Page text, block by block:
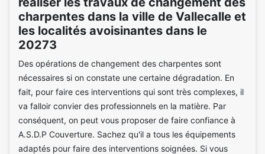
charpentes dans la ville de Vallecalle et
les localités avoisinantes dans le
20273
Des opérations de changement des charpentes sont
nécessaires si on constate une certaine dégradation. En
fait, pour faire ces interventions qui sont très complexes, il
va falloir convier des professionnels en la matière. Par
conséquent, on peut vous proposer de faire confiance à
A.S.D.P Couverture. Sachez qu'il a tous les équipements
adaptés pour faire des interventions soignées. Si vous